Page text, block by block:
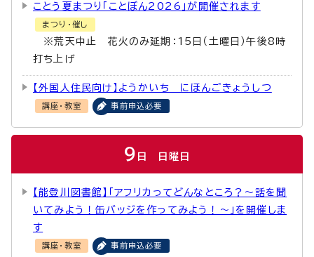
ことう夏まつり「ことぼん2026」が開催されます
まつり・催し
※荒天中止 花火のみ延期：15日（土曜日）午後8時
打ち上げ
【外国人住民向け】ようかいち にほんごきょうしつ
講座・教室 事前申込必要
9 日 日曜日
【能登川図書館】「アフリカってどんなところ？～話を聞
いてみよう！缶バッジを作ってみよう！～」を開催しま
す
講座・教室 事前申込必要